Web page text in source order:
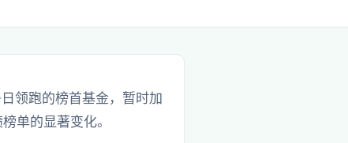
领跑的榜首基金，暂时加
单的显著变化。